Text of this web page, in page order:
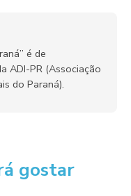
é de
ADI-PR (Associação
do Paraná).
gostar